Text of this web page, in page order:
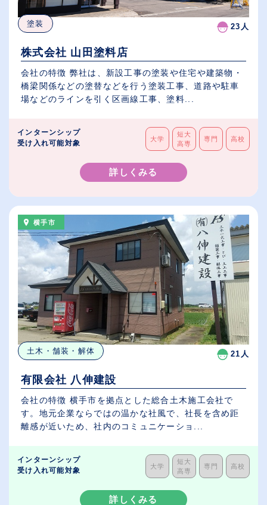
塗装 23人
株式会社 山田塗料店
会社の特徴 弊社は、新設工事の塗装や住宅や建築物・
橋梁関係などの塗替などを行う塗装工事、道路や駐車
場などのラインを引く区画線工事、塗料...
インターンシップ
受け入れ可能対象
大学
短大
高専
専門 高校
詳しくみる
横手市
土木・舗装・解体 21人
有限会社 八伸建設
会社の特徴 横手市を拠点とした総合土木施工会社で
す。地元企業ならではの温かな社風で、社長を含め距
離感が近いため、社内のコミュニケーショ...
インターンシップ
受け入れ可能対象
大学
短大
高専
専門 高校
詳しくみる